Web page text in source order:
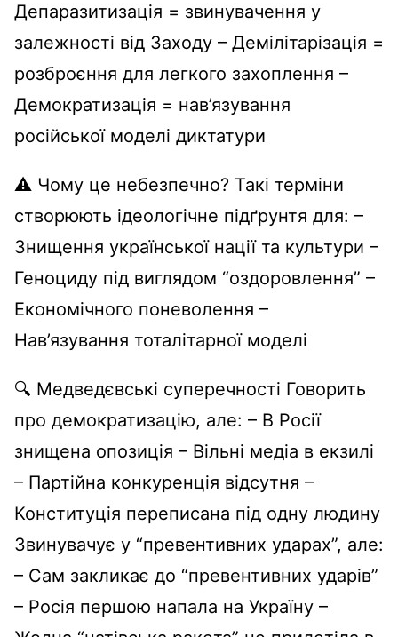
Депаразитизація = звинувачення у
залежності від Заходу – Демілітарізація =
розброєння для легкого захоплення –
Демократизація = нав’язування
російської моделі диктатури
⚠️ Чому це небезпечно? Такі терміни
створюють ідеологічне підґрунтя для: –
Знищення української нації та культури –
Геноциду під виглядом “оздоровлення” –
Економічного поневолення –
Нав’язування тоталітарної моделі
🔍 Медведєвські суперечності Говорить
про демократизацію, але: – В Росії
знищена опозиція – Вільні медіа в екзилі
– Партійна конкуренція відсутня –
Конституція переписана під одну людину
Звинувачує у “превентивних ударах”, але:
– Сам закликає до “превентивних ударів”
– Росія першою напала на Україну –